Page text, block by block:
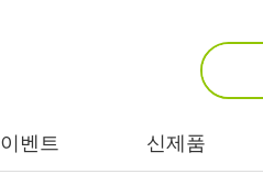
이벤트 신제품